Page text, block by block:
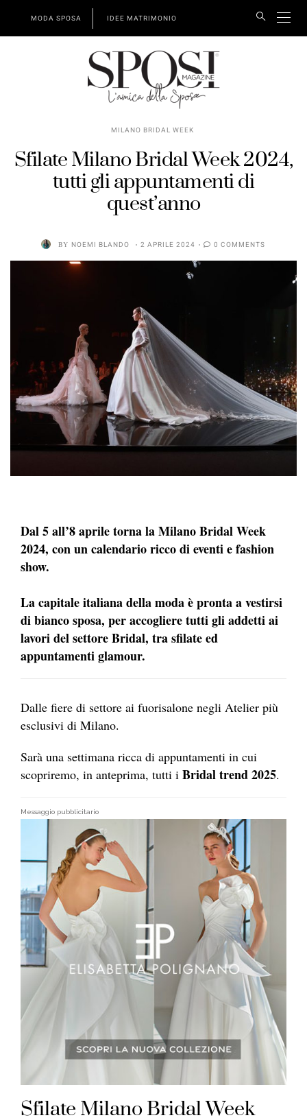
MODA SPOSA IDEE MATRIMONIO
MILANO BRIDAL WEEK
Sfilate Milano Bridal Week 2024,
tutti gli appuntamenti di
quest’anno
BY NOEMI BLANDO 2 APRILE 2024 0 COMMENTS
Dal 5 all’8 aprile torna la Milano Bridal Week
2024, con un calendario ricco di eventi e fashion
show.
La capitale italiana della moda è pronta a vestirsi
di bianco sposa, per accogliere tutti gli addetti ai
lavori del settore Bridal, tra sfilate ed
appuntamenti glamour.
Dalle fiere di settore ai fuorisalone negli Atelier più
esclusivi di Milano.
Sarà una settimana ricca di appuntamenti in cui
scopriremo, in anteprima, tutti i Bridal trend 2025.
Messaggio pubblicitario
Sfilate Milano Bridal Week